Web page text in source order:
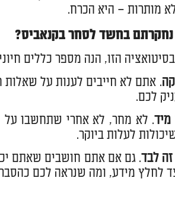
מותרות – היא הכרח.
בחשד לסחר בקנאביס?
הזו, הנה מספר כללים
. אתם לא חייבים לענות על שאלות
לכם.
מיד. לא מחר, לא אחרי שתחשבו על
לעלות ביוקר.
לבד. גם אם אתם חושבים שאתם
לחלץ מידע, ומה שנראה לכם